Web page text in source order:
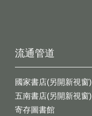
流通管道
國家書店(另開新視窗)
五南書店(另開新視窗)
寄存圖書館